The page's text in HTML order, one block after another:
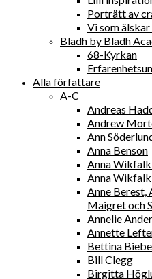
Porträtt av
Vi som
Bladh by Bladh
68-Kyrkan
Alla författare
A-C
Andreas
Andrew
Ann
Anna Benson
Anna
Anna
Anne Berest,
Maigret och
Annelie
Annette
Bettina
Bill Clegg
Birgitta